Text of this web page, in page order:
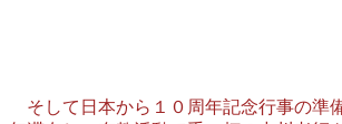
そして日本から１０周年記念行事の準